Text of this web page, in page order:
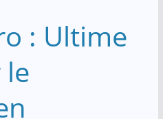
: Ultime